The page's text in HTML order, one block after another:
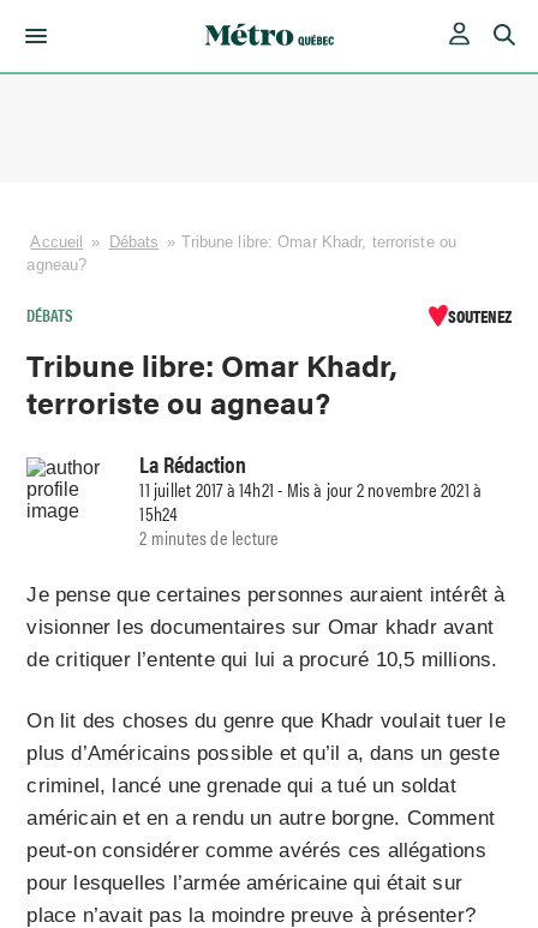
Accueil » Débats » Tribune libre: Omar Khadr, terroriste ou
agneau?
DÉBATS SOUTENEZ
Tribune libre: Omar Khadr,
terroriste ou agneau?
La Rédaction
11 juillet 2017 à 14h21 - Mis à jour 2 novembre 2021 à
15h24
2 minutes de lecture
Je pense que certaines personnes auraient intérêt à
visionner les documentaires sur Omar khadr avant
de critiquer l’entente qui lui a procuré 10,5 millions.
On lit des choses du genre que Khadr voulait tuer le
plus d’Américains possible et qu’il a, dans un geste
criminel, lancé une grenade qui a tué un soldat
américain et en a rendu un autre borgne. Comment
peut-on considérer comme avérés ces allégations
pour lesquelles l’armée américaine qui était sur
place n’avait pas la moindre preuve à présenter?